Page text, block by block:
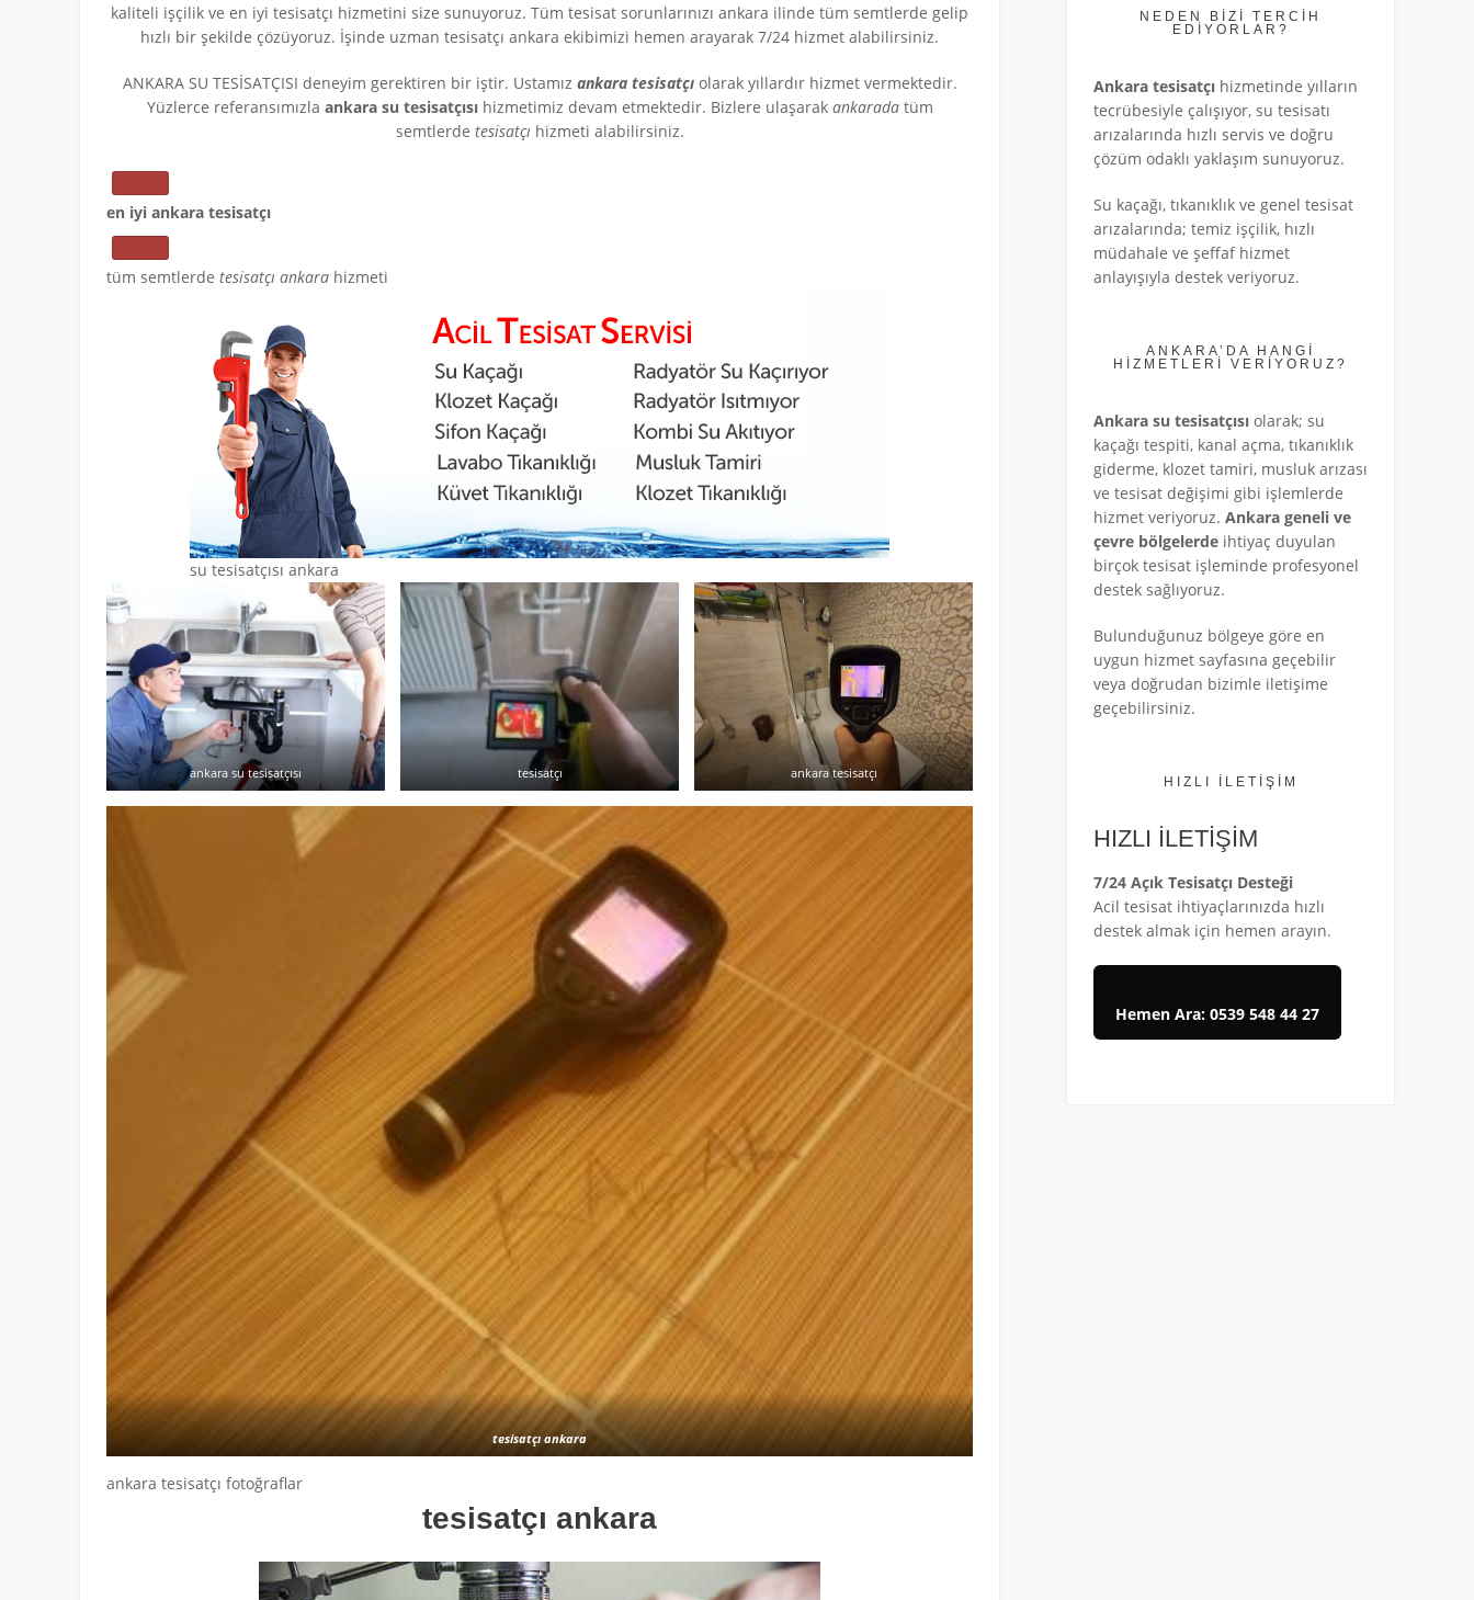
kaliteli işçilik ve en iyi tesisatçı hizmetini size sunuyoruz. Tüm tesisat sorunlarınızı ankara ilinde tüm semtlerde gelip
hızlı bir şekilde çözüyoruz. İşinde uzman tesisatçı ankara ekibimizi hemen arayarak 7/24 hizmet alabilirsiniz.
ANKARA SU TESİSATÇISI deneyim gerektiren bir iştir. Ustamız ankara tesisatçıolarak yıllardır hizmet vermektedir.
Yüzlerce referansımızla ankara su tesisatçısı hizmetimiz devam etmektedir. Bizlere ulaşarak ankaradatüm
semtlerde tesisatçı hizmeti alabilirsiniz.
en iyi ankara tesisatçı
tüm semtlerde tesisatçı ankara hizmeti
su tesisatçısı ankara
ankara su tesisatçısı tesisatçı ankara tesisatçı
tesisatçı ankara
ankara tesisatçı fotoğraflar
tesisatçı ankara
NEDEN BİZİ TERCİH
EDİYORLAR?
Ankara tesisatçı hizmetinde yılların
tecrübesiyle çalışıyor, su tesisatı
arızalarında hızlı servis ve doğru
çözüm odaklı yaklaşım sunuyoruz.
Su kaçağı, tıkanıklık ve genel tesisat
arızalarında; temiz işçilik, hızlı
müdahale ve şeffaf hizmet
anlayışıyla destek veriyoruz.
ANKARA’DA HANGİ
HİZMETLERİ VERİYORUZ?
Ankara su tesisatçısı olarak; su
kaçağı tespiti, kanal açma, tıkanıklık
giderme, klozet tamiri, musluk arızası
ve tesisat değişimi gibi işlemlerde
hizmet veriyoruz. Ankara geneli ve
çevre bölgelerde ihtiyaç duyulan
birçok tesisat işleminde profesyonel
destek sağlıyoruz.
Bulunduğunuz bölgeye göre en
uygun hizmet sayfasına geçebilir
veya doğrudan bizimle iletişime
geçebilirsiniz.
HIZLI İLETİŞİM
HIZLI İLETİŞİM
7/24 Açık Tesisatçı Desteği
Acil tesisat ihtiyaçlarınızda hızlı
destek almak için hemen arayın.
Hemen Ara: 0539 548 44 27